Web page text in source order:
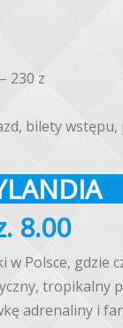
230 z
bilety
8.00
Polsce, gdzie
tropikalny
adrenaliny i